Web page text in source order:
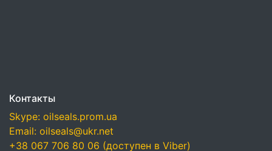
Контакты
Skype: oilseals.prom.ua
Email: oilseals@ukr.net
+38 067 706 80 06 (доступен в Viber)